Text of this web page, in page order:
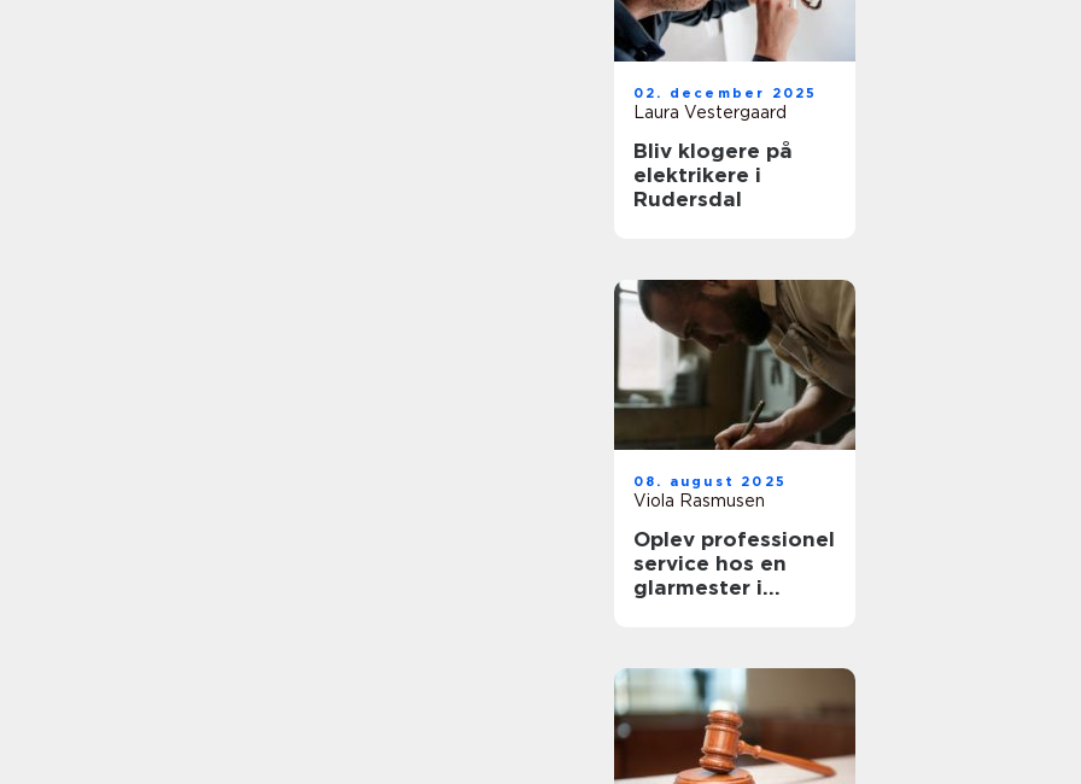
02. december 2025
Laura Vestergaard
Bliv klogere på
elektrikere i
Rudersdal
08. august 2025
Viola Rasmusen
Oplev professionel
service hos en
glarmester i